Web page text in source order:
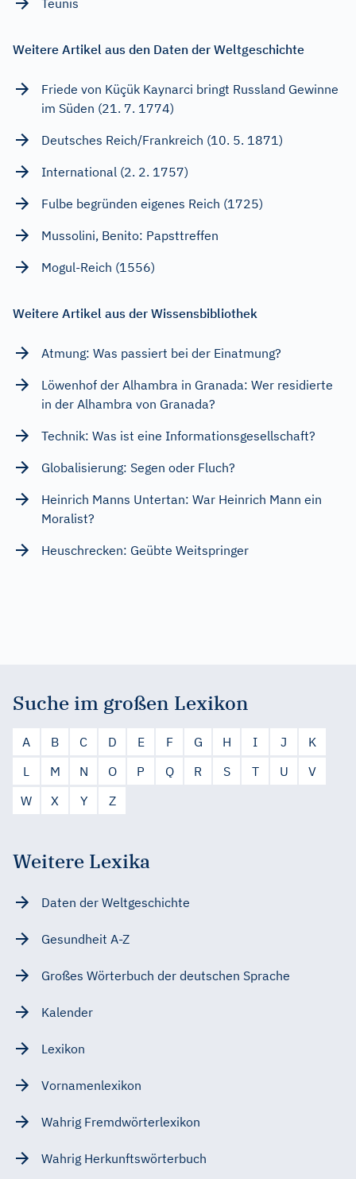
Weitere Artikel aus den Daten der Weltgeschichte
Friede von Küçük Kaynarci bringt Russland Gewinne
im Süden (21. 7. 1774)
Deutsches Reich/Frankreich (10. 5. 1871)
International (2. 2. 1757)
Fulbe begründen eigenes Reich (1725)
Mussolini, Benito: Papsttreffen
Mogul-Reich (1556)
Weitere Artikel aus der Wissensbibliothek
Atmung: Was passiert bei der Einatmung?
Löwenhof der Alhambra in Granada: Wer residierte
in der Alhambra von Granada?
Technik: Was ist eine Informationsgesellschaft?
Globalisierung: Segen oder Fluch?
Heinrich Manns Untertan: War Heinrich Mann ein
Moralist?
Heuschrecken: Geübte Weitspringer
Suche im großen Lexikon
A B C D E F G H I J
K
L
M N O P Q R S T U
V
W
X Y Z
Weitere Lexika
Daten der Weltgeschichte
Gesundheit A-Z
Großes Wörterbuch der deutschen Sprache
Kalender
Lexikon
Vornamenlexikon
Wahrig Fremdwörterlexikon
Wahrig Herkunftswörterbuch